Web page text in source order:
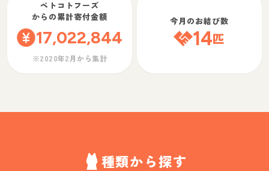
ペトコトフーズ
からの累計寄付金額
17,022,844
※2020年2月から集計
今月のお結び数
14匹
種類から探す